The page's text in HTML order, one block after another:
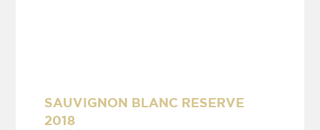
SAUVIGNON BLANC RESERVE
2018